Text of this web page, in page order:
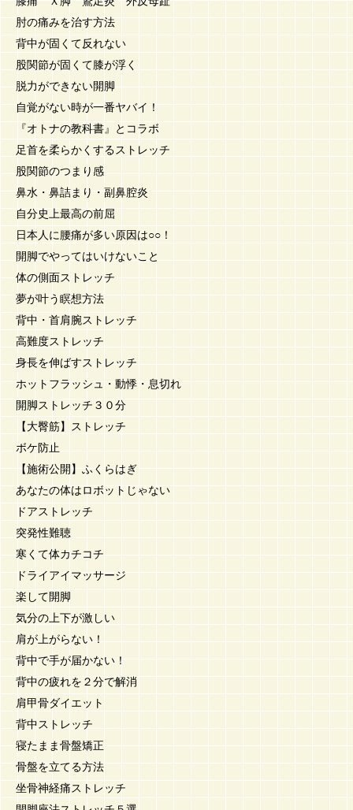
肘の痛みを治す方法
背中が固くて反れない
股関節が固くて膝が浮く
脱力ができない開脚
自覚がない時が一番ヤバイ！
『オトナの教科書』とコラボ
足首を柔らかくするストレッチ
股関節のつまり感
鼻水・鼻詰まり・副鼻腔炎
自分史上最高の前屈
日本人に腰痛が多い原因は○○！
開脚でやってはいけないこと
体の側面ストレッチ
夢が叶う瞑想方法
背中・首肩腕ストレッチ
高難度ストレッチ
身長を伸ばすストレッチ
ホットフラッシュ・動悸・息切れ
開脚ストレッチ３０分
【大臀筋】ストレッチ
ボケ防止
【施術公開】ふくらはぎ
あなたの体はロボットじゃない
ドアストレッチ
突発性難聴
寒くて体カチコチ
ドライアイマッサージ
楽して開脚
気分の上下が激しい
肩が上がらない！
背中で手が届かない！
背中の疲れを２分で解消
肩甲骨ダイエット
背中ストレッチ
寝たまま骨盤矯正
骨盤を立てる方法
坐骨神経痛ストレッチ